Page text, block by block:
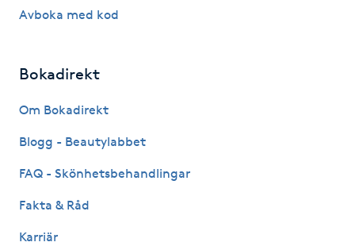
Frekvensterapi
Friskvårdsmassage
Frisör
Färgning
Avboka med kod
Bokadirekt
Om Bokadirekt
Blogg - Beautylabbet
FAQ - Skönhetsbehandlingar
Fakta & Råd
Karriär